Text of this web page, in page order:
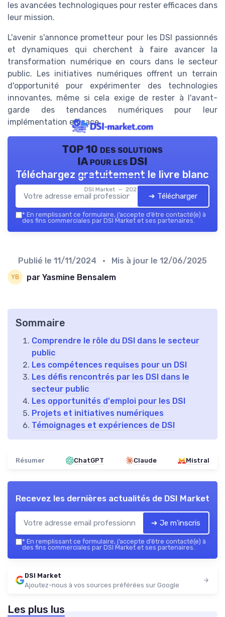
les avancées technologiques pour rester efficaces dans
leur mission.
L'avenir s'annonce prometteur pour les DSI passionnés
et dynamiques qui cherchent à faire avancer la
transformation numérique en cours dans le secteur
public. Les initiatives numériques offrent un terrain
d'opportunité pour expérimenter des technologies
innovantes, même si cela exige de rester à l'avant-
garde des tendances numériques pour leur
implémentation efficace.
TOP 10 des solutions
IA pour les DSI
DSI Market — 2026
Téléchargez gratuitement le livre blanc
➔ Télécharger
* En remplissant ce formulaire, j’accepte d’être contacté(e) à
des fins commerciales par DSI Market et ses partenaires.
Publié le 11/11/2024 • Mis à jour le 12/06/2025
par Yasmine Bensalem
Sommaire
Comprendre le rôle du DSI dans le secteur
public
Les compétences requises pour un DSI
Les défis rencontrés par les DSI dans le
secteur public
Les opportunités d'emploi pour les DSI
Projets et initiatives numériques
Témoignages et expériences de DSI
Résumer ChatGPT Claude Mistral
Recevez les dernières actualités de DSI Market
➔ Je m'inscris
* En remplissant ce formulaire, j’accepte d’être contacté(e) à
des fins commerciales par DSI Market et ses partenaires.
DSI Market
Ajoutez-nous à vos sources préférées sur Google
Les plus lus